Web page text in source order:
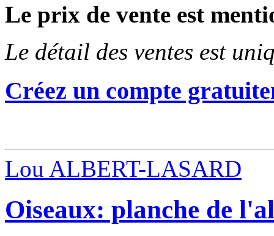
Le prix de vente est
Le détail des ventes est
Créez un compte
Lou ALBERT-LASARD
Oiseaux: planche de